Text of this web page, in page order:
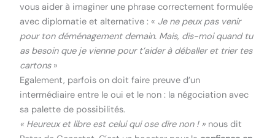
vous aider à imaginer une phrase correctement formulée
avec diplomatie et alternative : « Je ne peux pas venir
pour ton déménagement demain. Mais, dis-moi quand tu
as besoin que je vienne pour t’aider à déballer et trier tes
cartons »
Egalement, parfois on doit faire preuve d’un
intermédiaire entre le oui et le non : la négociation avec
sa palette de possibilités.
« Heureux et libre est celui qui ose dire non ! » nous dit